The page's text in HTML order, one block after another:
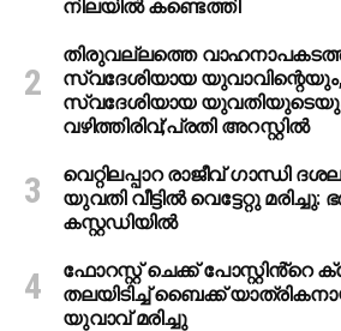
നിലയിൽ കണ്ടെത്തി
തിരുവല്ലത്തെ
സ്വദേശിയായ
സ്വദേശിയായ
വഴിത്തിരിവ്;പ്രതി അറസ്റ്റില്‍
വെറ്റിലപ്പാറ രാജീവ് ഗാന്ധി
യുവതി വീട്ടിൽ വെട്ടേറ്റു
കസ്റ്റഡിയിൽ
ഫോറസ്റ്റ് ചെക്ക് പോസ്റ്റിൻ്റെ
തലയിടിച്ച് ബൈക്ക്
യുവാവ് മരിച്ചു